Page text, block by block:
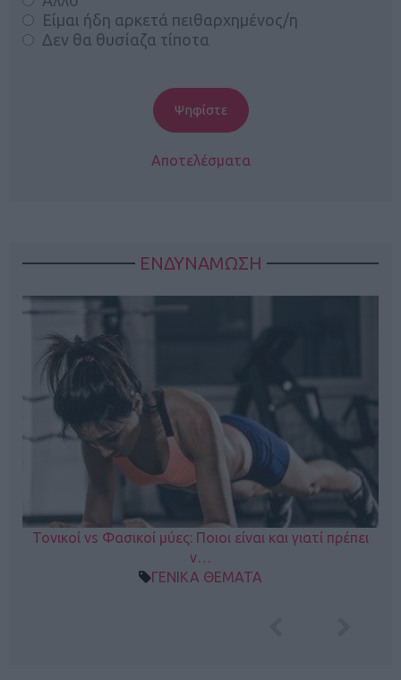
Είμαι ήδη αρκετά πειθαρχημένος/η
Δεν θα θυσίαζα τίποτα
Αποτελέσματα
ΕΝΔΥΝΑΜΩΣΗ
Τονικοί vs Φασικοί μύες: Ποιοι είναι και γιατί πρέπει
ν…
ΓΕΝΙΚΑ ΘΕΜΑΤΑ